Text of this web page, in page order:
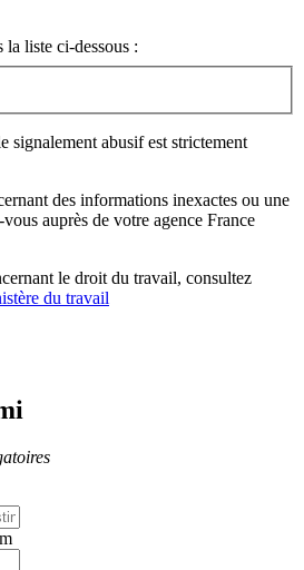
liste ci-dessous :
signalement abusif est strictement
des informations inexactes ou une
vous auprès de votre agence France
le droit du travail, consultez
du travail